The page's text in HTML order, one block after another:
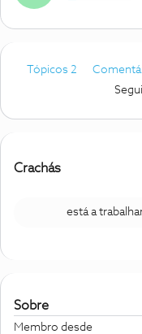
Tópicos 2
Crachás
está a
Sobre
Membro desde